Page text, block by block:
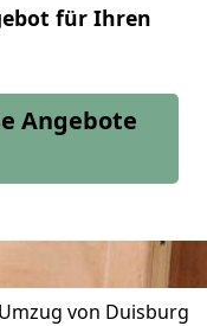
für Ihren
Angebote
Umzug von Duisburg